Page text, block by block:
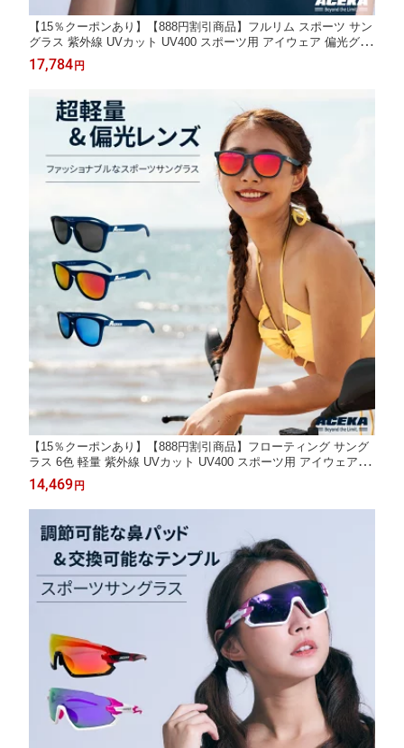
【15％クーポンあり】【888円割引商品】フルリム スポーツ サン
グラス 紫外線 UVカット UV400 スポーツ用 アイウェア 偏光グラ
ス スポーツグラス 偏光 ミラー レンズ まぶしさ軽減 防塵 めがね
ケース付き ユニセックス 【ACEKA】
17,784 円
【15％クーポンあり】【888円割引商品】フローティング サング
ラス 6色 軽量 紫外線 UVカット UV400 スポーツ用 アイウェア 偏
光グラス スポーツグラス 偏光 ミラー レンズ ケース付き メンズ
レディース ユニセックス 【ACEKA】
14,469 円